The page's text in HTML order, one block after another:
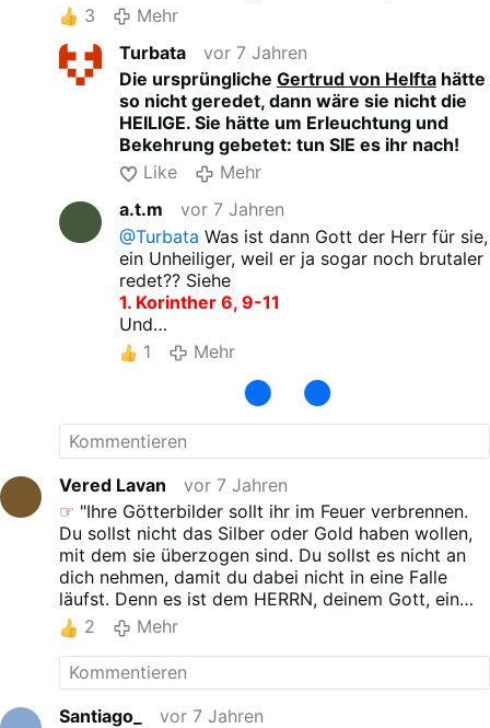
3
Mehr
Turbata
vor 7 Jahren
Die ursprüngliche Gertrud von Helftahätte
so nicht geredet, dann wäre sie nicht die
HEILIGE. Sie hätte um Erleuchtung und
Bekehrung gebetet: tun SIE es ihr nach!
Like
Mehr
a.t.m
vor 7 Jahren
@Turbata Was ist dann Gott der Herr für sie,
ein Unheiliger, weil er ja sogar noch brutaler
redet?? Siehe
1. Korinther 6, 9-11
Und
Matthäus 18. 6
Vom der Sintflut, Sodom und Gomorra usw.
usw. ganz zu schweigen
Gottes und Mariens Segen auf allen Wegen
1 Mehr
Vered Lavan
vor 7 Jahren
☞ "Ihre Götterbilder sollt ihr im Feuer verbrennen.
Du sollst nicht das Silber oder Gold haben wollen,
mit dem sie überzogen sind. Du sollst es nicht an
dich nehmen, damit du dabei nicht in eine Falle
läufst. Denn es ist dem HERRN, deinem Gott, ein
Gräuel.Du sollst aber keinen Gräuel in dein Haus
bringen, damit du nicht selbst wie er dem Bann
verfällst. Du sollst Grauen und Abscheu vor ihm
haben, denn er ist dem Bann verfallen." (5. Mose 7,
25-26).
2 Mehr
Santiago_
vor 7 Jahren